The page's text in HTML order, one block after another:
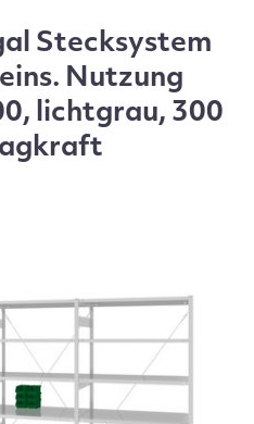
Stecksystem
Nutzung
lichtgrau, 300